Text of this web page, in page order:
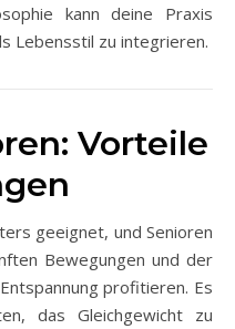
kann deine Praxis
Lebensstil zu integrieren.
Vorteile
geeignet, und Senioren
Bewegungen und der
profitieren. Es
das Gleichgewicht zu